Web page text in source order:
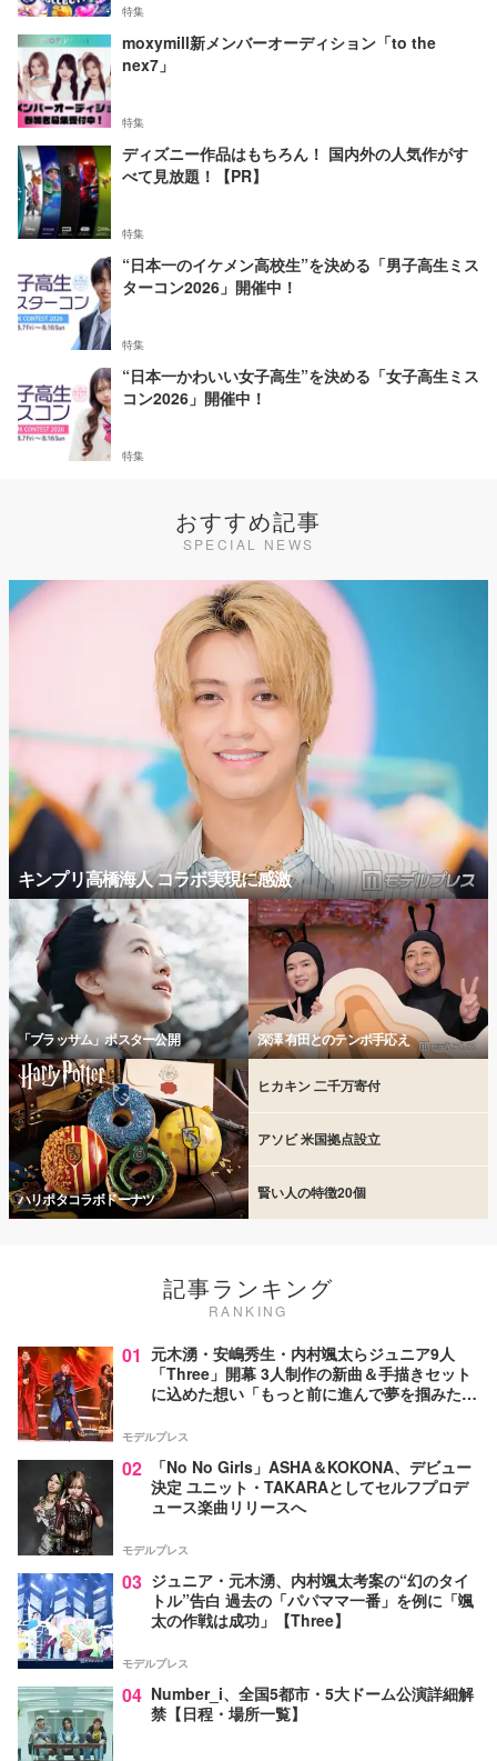
特集
moxymill新メンバーオーディション「to the
nex7」
特集
ディズニー作品はもちろん！ 国内外の人気作がす
べて見放題！【PR】
特集
“日本一のイケメン高校生”を決める「男子高生ミス
ターコン2026」開催中！
特集
“日本一かわいい女子高生”を決める「女子高生ミス
コン2026」開催中！
特集
おすすめ記事
SPECIAL NEWS
キンプリ高橋海人 コラボ実現に感激
「ブラッサム」ポスター公開 深澤 有田とのテンポ手応え
ハリポタコラボドーナツ
ヒカキン 二千万寄付
アソビ 米国拠点設立
賢い人の特徴20個
記事ランキング
RANKING
01 元木湧・安嶋秀生・内村颯太らジュニア9人
「Three」開幕 3人制作の新曲＆手描きセット
に込めた想い「もっと前に進んで夢を掴みた
モデルプレス
02
「No No Girls」ASHA＆KOKONA、デビュー
決定 ユニット・TAKARAとしてセルフプロデ
ュース楽曲リリースへ
モデルプレス
03 ジュニア・元木湧、内村颯太考案の“幻のタイ
トル”告白 過去の「パパママ一番」を例に「颯
太の作戦は成功」【Three】
モデルプレス
04 Number_i、全国5都市・5大ドーム公演詳細解
禁【日程・場所一覧】